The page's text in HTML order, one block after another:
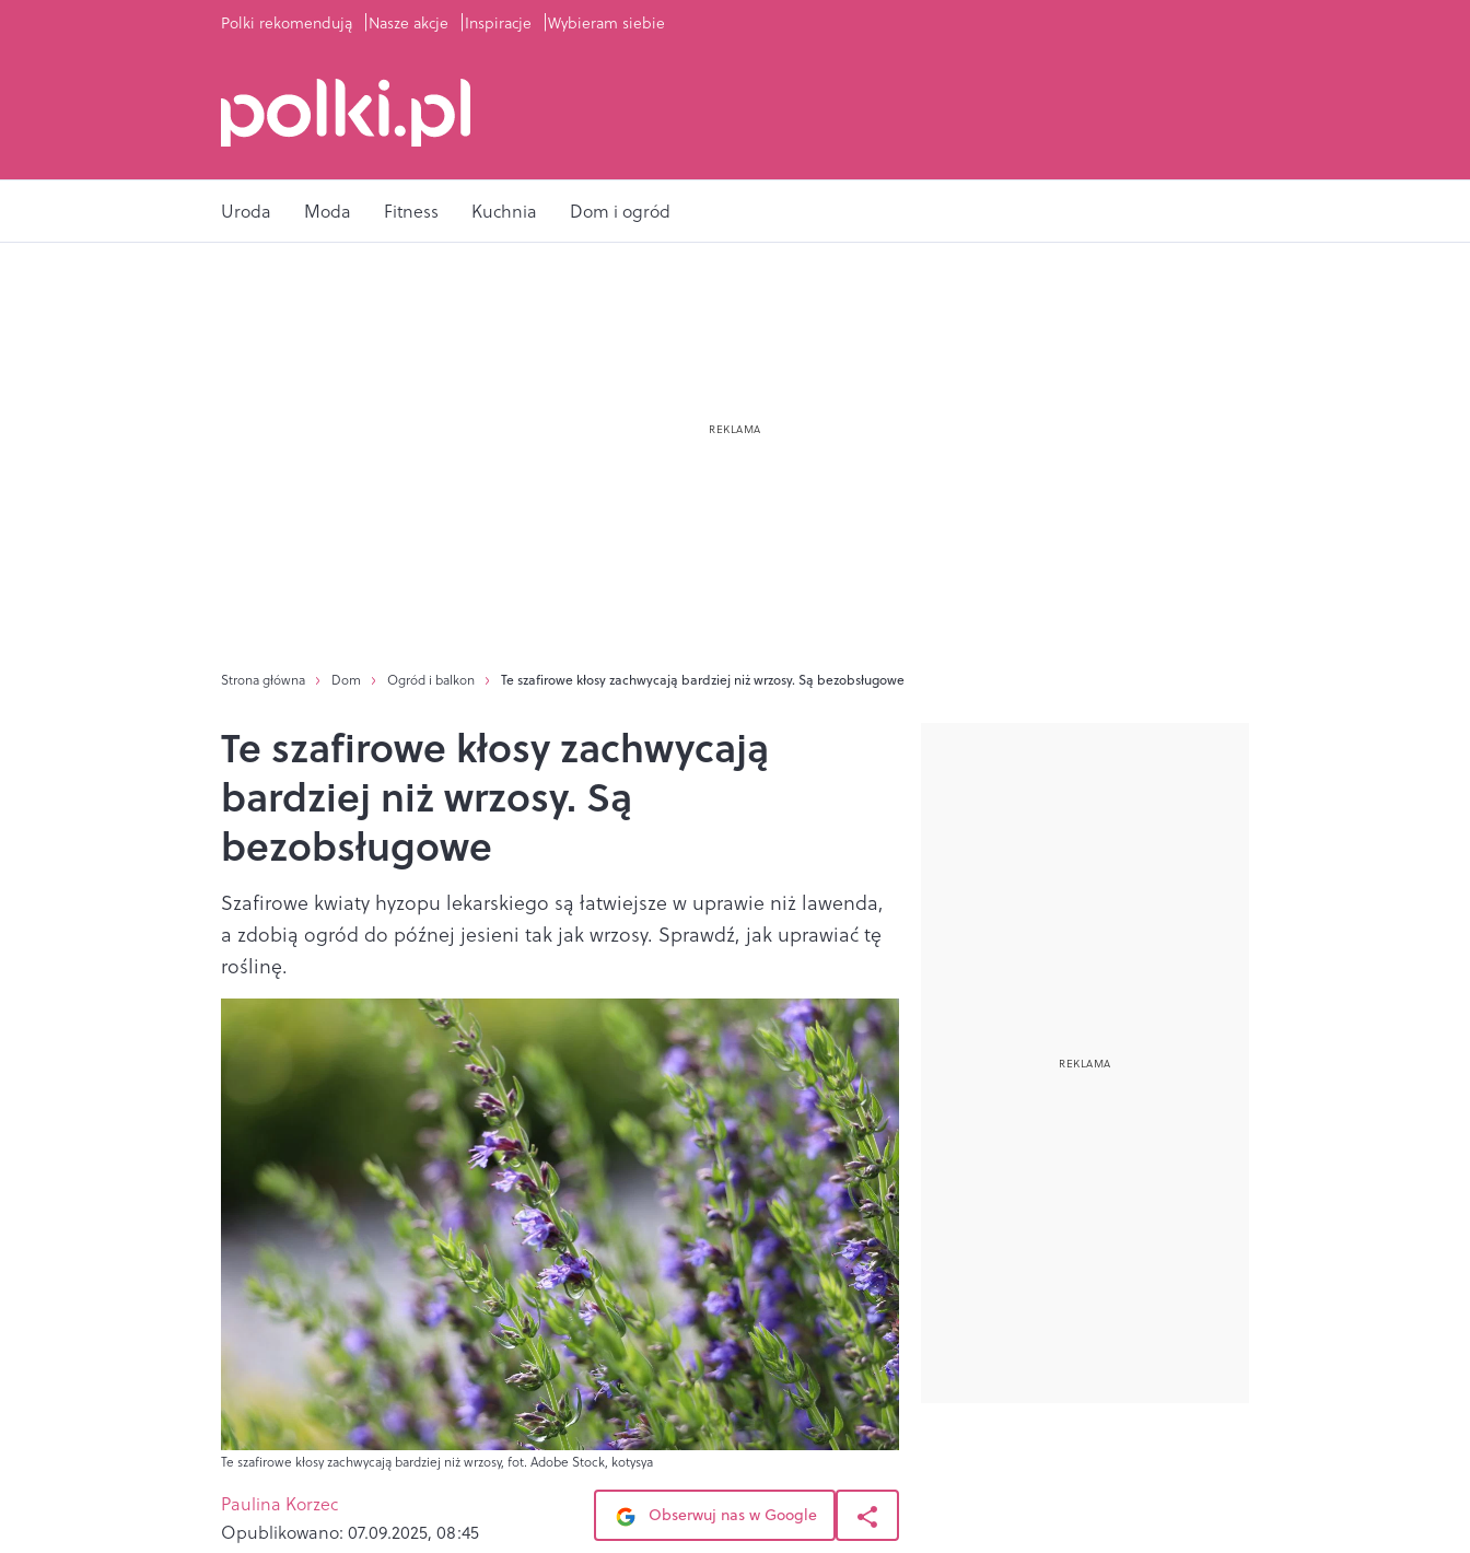
Polki rekomendują Nasze akcje Inspiracje Wybieram siebie
Uroda Moda Fitness Kuchnia Dom i ogród
Strona główna Dom Ogród i balkon Te szafirowe kłosy zachwycają bardziej niż wrzosy. Są bezobsługowe
Te szafirowe kłosy zachwycają
bardziej niż wrzosy. Są
bezobsługowe
Szafirowe kwiaty hyzopu lekarskiego są łatwiejsze w uprawie niż lawenda,
a zdobią ogród do późnej jesieni tak jak wrzosy. Sprawdź, jak uprawiać tę
roślinę.
Te szafirowe kłosy zachwycają bardziej niż wrzosy, fot. Adobe Stock, kotysya
Paulina Korzec
Opublikowano: 07.09.2025, 08:45
Obserwuj nas w Google